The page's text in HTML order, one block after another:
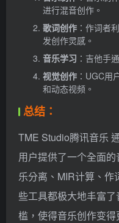
进行混音创作。
歌词创作 ：作词者
发创作灵感。
音乐学习 ：吉他手
视觉创作 ：UGC用
和动态视频。
总结：
TME Studio腾讯音乐
用户提供了一个全面
乐分离、MIR计算、作
些工具都极大地丰富
槛，使得音乐创作变得